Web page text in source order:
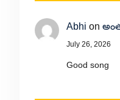
Abhi on
July 26, 2026
Good song